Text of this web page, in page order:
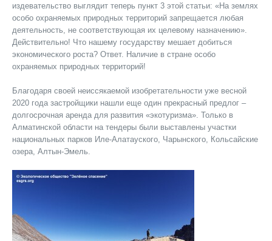
издевательство выглядит теперь пункт 3 этой статьи: «На землях
особо охраняемых природных территорий запрещается любая
деятельность, не соответствующая их целевому назначению».
Действительно! Что нашему государству мешает добиться
экономического роста? Ответ. Наличие в стране особо
охраняемых природных территорий!
Благодаря своей неиссякаемой изобретательности уже весной
2020 года застройщики нашли еще один прекрасный предлог –
долгосрочная аренда для развития «экотуризма». Только в
Алматинской области на тендеры были выставлены участки
национальных парков Иле-Алатауского, Чарынского, Кольсайские
озера, Алтын-Эмель.